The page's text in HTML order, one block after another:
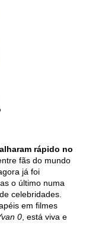
rápido no
fãs do mundo
já foi
o último numa
celebridades.
em filmes
0 , está viva e